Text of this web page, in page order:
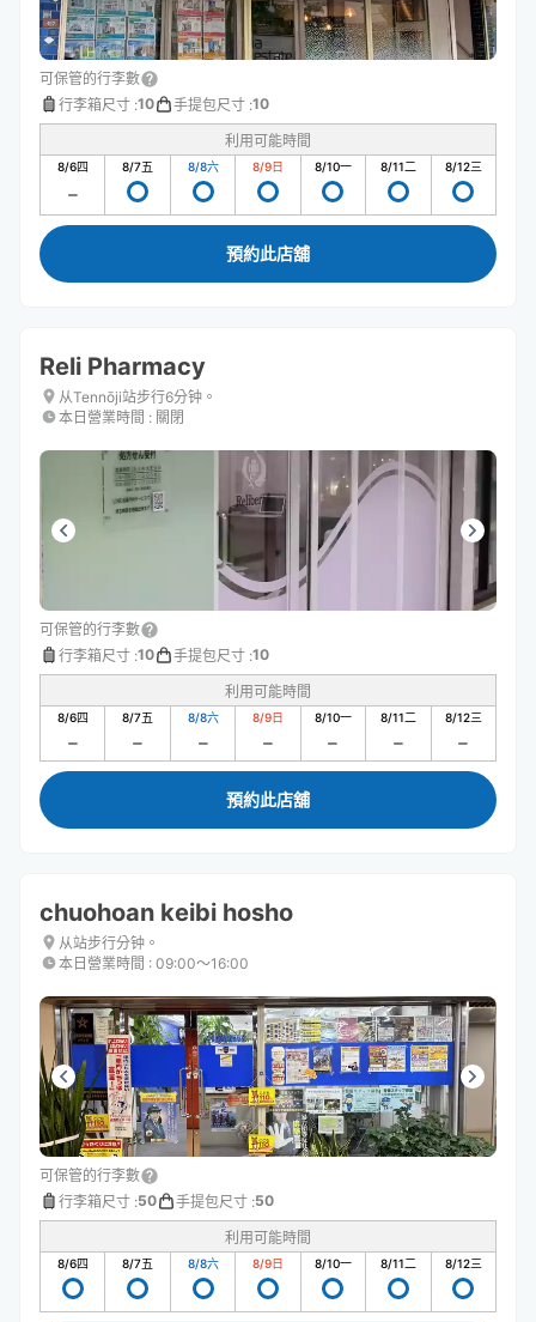
可保管的行李數
行李箱尺寸 :10 手提包尺寸 :10
利用可能時間
8/6四 8/7五 8/8六 8/9日 8/10一 8/11二 8/12三
預約此店舖
Reli Pharmacy
从Tennōji站步行6分钟。
本日營業時間 : 關閉
可保管的行李數
行李箱尺寸 :10 手提包尺寸 :10
利用可能時間
8/6四 8/7五 8/8六 8/9日 8/10一 8/11二 8/12三
預約此店舖
chuohoan keibi hosho
从站步行分钟。
本日營業時間 : 09:00〜16:00
可保管的行李數
行李箱尺寸 :50 手提包尺寸 :50
利用可能時間
8/6四 8/7五 8/8六 8/9日 8/10一 8/11二 8/12三